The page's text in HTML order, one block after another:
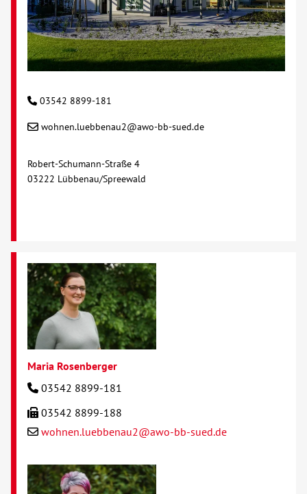
03542 8899-181
wohnen.luebbenau2@awo-bb-sued.de
Robert-Schumann-Straße 4
03222 Lübbenau/Spreewald
Maria Rosenberger
03542 8899-181
03542 8899-188
wohnen.luebbenau2@awo-bb-sued.de